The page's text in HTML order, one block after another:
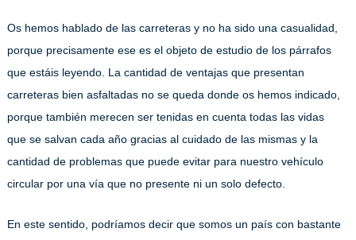
Os hemos hablado de las carreteras y no ha sido una casualidad,
porque precisamente ese es el objeto de estudio de los párrafos
que estáis leyendo. La cantidad de ventajas que presentan
carreteras bien asfaltadas no se queda donde os hemos indicado,
porque también merecen ser tenidas en cuenta todas las vidas
que se salvan cada año gracias al cuidado de las mismas y la
cantidad de problemas que puede evitar para nuestro vehículo
circular por una vía que no presente ni un solo defecto.
En este sentido, podríamos decir que somos un país con bastante